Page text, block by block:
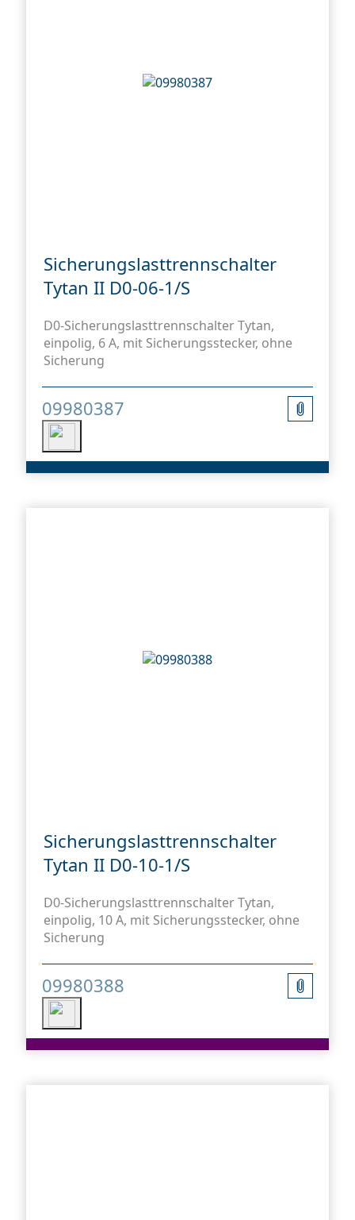
Sicherungslasttrennschalter
Tytan II D0-06-1/S
D0-Sicherungslasttrennschalter Tytan,
einpolig, 6 A, mit Sicherungsstecker, ohne
Sicherung
09980387
Sicherungslasttrennschalter
Tytan II D0-10-1/S
D0-Sicherungslasttrennschalter Tytan,
einpolig, 10 A, mit Sicherungsstecker, ohne
Sicherung
09980388